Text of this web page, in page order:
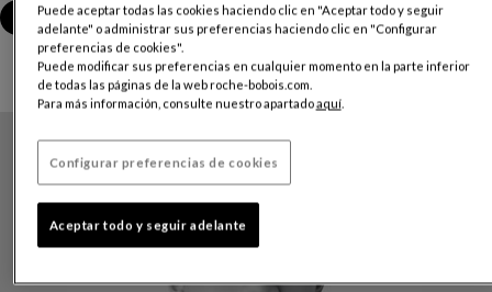
Reserva una cita en tienda
Puede aceptar todas las cookies haciendo clic en "Aceptar todo y seguir
adelante" o administrar sus preferencias haciendo clic en "Configurar
preferencias de cookies".
Puede modificar sus preferencias en cualquier momento en la parte inferior
de todas las páginas de la web roche-bobois.com.
Para más información, consulte nuestro apartadoaquí.
Configurar preferencias de cookies
Aceptar todo y seguir adelante